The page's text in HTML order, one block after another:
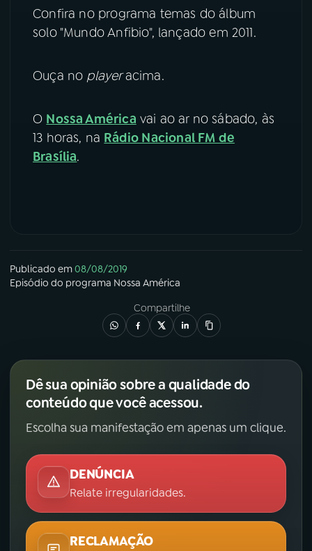
YouTube Facebook
Confira no programa temas do álbum
solo "Mundo Anfibio", lançado em 2011.
Ouça no playeracima.
O Nossa América vai ao ar no sábado, às
13 horas, na Rádio Nacional FM de
Brasília.
Publicado em08/08/2019
Episódio do programa Nossa América
Compartilhe
Dê sua opinião sobre a qualidade do
conteúdo que você acessou.
Escolha sua manifestação em apenas um clique.
DENÚNCIA
Relate irregularidades.
RECLAMAÇÃO